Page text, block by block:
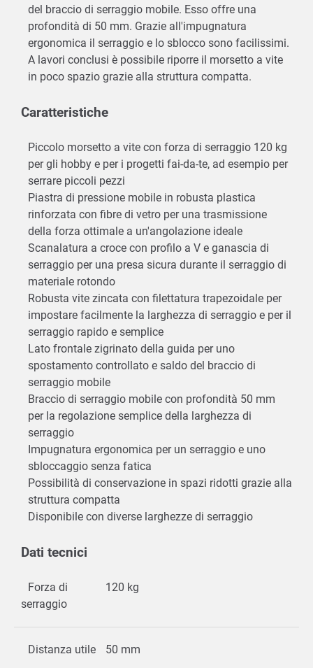
del braccio di serraggio mobile. Esso offre una
profondità di 50 mm. Grazie all'impugnatura
ergonomica il serraggio e lo sblocco sono facilissimi.
A lavori conclusi è possibile riporre il morsetto a vite
in poco spazio grazie alla struttura compatta.
Caratteristiche
Piccolo morsetto a vite con forza di serraggio 120 kg
per gli hobby e per i progetti fai-da-te, ad esempio per
serrare piccoli pezzi
Piastra di pressione mobile in robusta plastica
rinforzata con fibre di vetro per una trasmissione
della forza ottimale a un'angolazione ideale
Scanalatura a croce con profilo a V e ganascia di
serraggio per una presa sicura durante il serraggio di
materiale rotondo
Robusta vite zincata con filettatura trapezoidale per
impostare facilmente la larghezza di serraggio e per il
serraggio rapido e semplice
Lato frontale zigrinato della guida per uno
spostamento controllato e saldo del braccio di
serraggio mobile
Braccio di serraggio mobile con profondità 50 mm
per la regolazione semplice della larghezza di
serraggio
Impugnatura ergonomica per un serraggio e uno
sbloccaggio senza fatica
Possibilità di conservazione in spazi ridotti grazie alla
struttura compatta
Disponibile con diverse larghezze di serraggio
Dati tecnici
Forza di
serraggio
120 kg
Distanza utile 50 mm